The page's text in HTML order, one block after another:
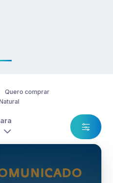
Quero comprar